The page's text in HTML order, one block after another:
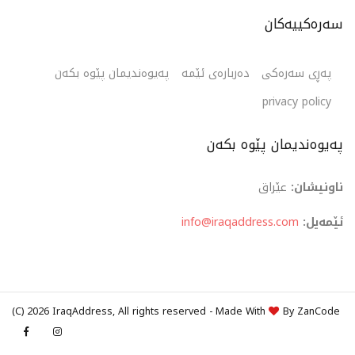
سەرەکییەکان
پەڕی سەرەکی دەربارەی ئێمە
پەیوەندیمان پێوە بکەن
privacy policy
پەیوەندیمان پێوە بکەن
ناونیشان: عێراق
ئێمەیل: info@iraqaddress.com
(C) 2026 IraqAddress, All rights reserved - Made With ByZanCode